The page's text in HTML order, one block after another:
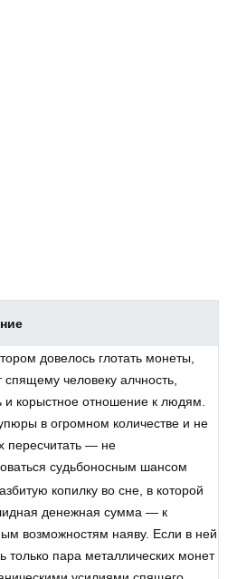
довелось глотать монеты,
спящему человеку алчность,
и корыстное отношение к людям.
в огромном количестве и не
пересчитать — не
судьбоносным шансом
копилку во сне, в которой
денежная сумма — к
возможностям наяву. Если в ней
только пара металлических монет